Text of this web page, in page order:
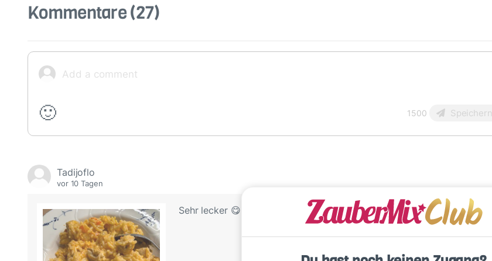
Kommentare(27)
🙂 1500 Speichern
Tadijoflo
vor 10 Tagen
Sehr lecker 😋mit einer leichten Schärfe, aber nicht zu scharf